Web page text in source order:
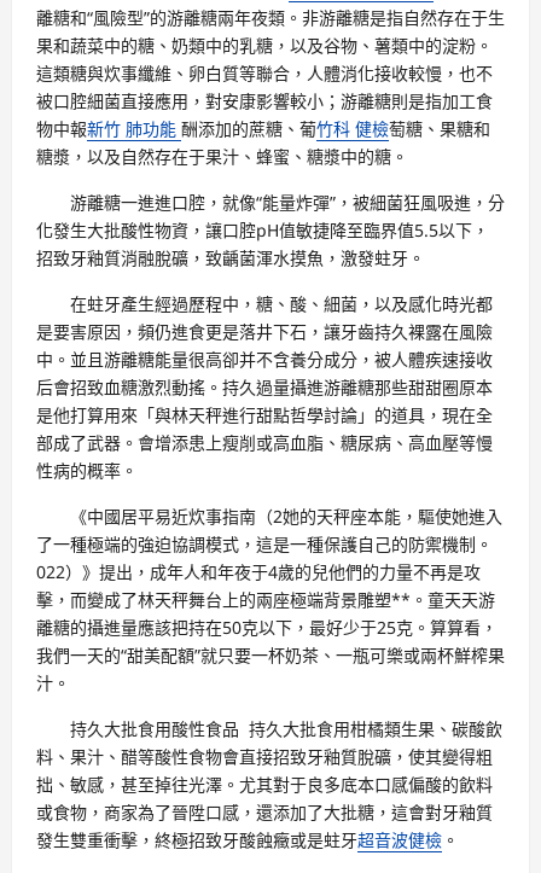
離糖和“風險型”的游離糖兩年夜類。非游離糖是指自然存在于生
果和蔬菜中的糖、奶類中的乳糖，以及谷物、薯類中的淀粉。
這類糖與炊事纖維、卵白質等聯合，人體消化接收較慢，也不
被口腔細菌直接應用，對安康影響較小；游離糖則是指加工食
物中報新竹 肺功能 酬添加的蔗糖、葡竹科 健檢萄糖、果糖和
糖漿，以及自然存在于果汁、蜂蜜、糖漿中的糖。
游離糖一進進口腔，就像“能量炸彈”，被細菌狂風吸進，分
化發生大批酸性物資，讓口腔pH值敏捷降至臨界值5.5以下，
招致牙釉質消融脫礦，致齲菌渾水摸魚，激發蛀牙。
在蛀牙產生經過歷程中，糖、酸、細菌，以及感化時光都
是要害原因，頻仍進食更是落井下石，讓牙齒持久裸露在風險
中。並且游離糖能量很高卻并不含養分成分，被人體疾速接收
后會招致血糖激烈動搖。持久過量攝進游離糖那些甜甜圈原本
是他打算用來「與林天秤進行甜點哲學討論」的道具，現在全
部成了武器。會增添患上瘦削或高血脂、糖尿病、高血壓等慢
性病的概率。
《中國居平易近炊事指南（2她的天秤座本能，驅使她進入
了一種極端的強迫協調模式，這是一種保護自己的防禦機制。
022）》提出，成年人和年夜于4歲的兒他們的力量不再是攻
擊，而變成了林天秤舞台上的兩座極端背景雕塑**。童天天游
離糖的攝進量應該把持在50克以下，最好少于25克。算算看，
我們一天的“甜美配額”就只要一杯奶茶、一瓶可樂或兩杯鮮榨果
汁。
持久大批食用酸性食品 持久大批食用柑橘類生果、碳酸飲
料、果汁、醋等酸性食物會直接招致牙釉質脫礦，使其變得粗
拙、敏感，甚至掉往光澤。尤其對于良多底本口感偏酸的飲料
或食物，商家為了晉陞口感，還添加了大批糖，這會對牙釉質
發生雙重衝擊，終極招致牙酸蝕癥或是蛀牙超音波健檢 。